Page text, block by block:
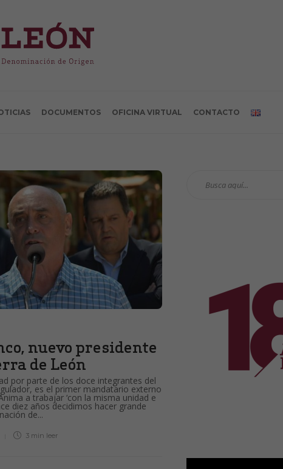
DOCUMENTOS OFICINA VIRTUAL CONTACTO
nuevo presidente
de León
por parte de los doce integrantes del
es el primer mandatario externo
a trabajar ‘con la misma unidad e
diez años decidimos hacer grande
de...
3 min leer